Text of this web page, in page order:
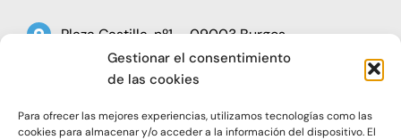
Gestionar el consentimiento
de las cookies
Para ofrecer las mejores experiencias, utilizamos tecnologías como las
cookies para almacenar y/o acceder a la información del dispositivo. El
Plaza Castilla, nº1 – 09003 Burgos
Telf: 947 266 142
oap@faeburgos.org